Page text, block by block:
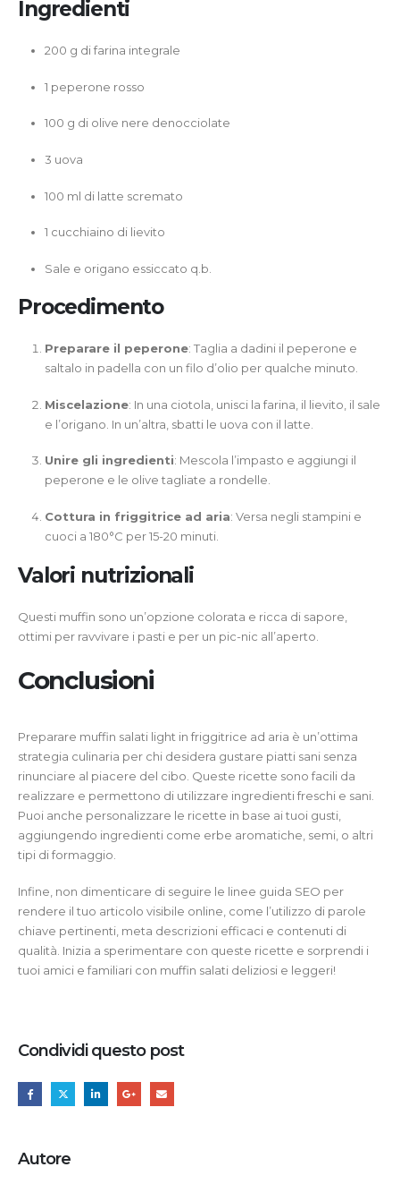
Ingredienti
200 g di farina integrale
1 peperone rosso
100 g di olive nere denocciolate
3 uova
100 ml di latte scremato
1 cucchiaino di lievito
Sale e origano essiccato q.b.
Procedimento
Preparare il peperone: Taglia a dadini il peperone e
saltalo in padella con un filo d’olio per qualche minuto.
Miscelazione: In una ciotola, unisci la farina, il lievito, il sale
e l’origano. In un’altra, sbatti le uova con il latte.
Unire gli ingredienti: Mescola l’impasto e aggiungi il
peperone e le olive tagliate a rondelle.
Cottura in friggitrice ad aria: Versa negli stampini e
cuoci a 180°C per 15-20 minuti.
Valori nutrizionali
Questi muffin sono un’opzione colorata e ricca di sapore,
ottimi per ravvivare i pasti e per un pic-nic all’aperto.
Conclusioni
Preparare muffin salati light in friggitrice ad aria è un’ottima
strategia culinaria per chi desidera gustare piatti sani senza
rinunciare al piacere del cibo. Queste ricette sono facili da
realizzare e permettono di utilizzare ingredienti freschi e sani.
Puoi anche personalizzare le ricette in base ai tuoi gusti,
aggiungendo ingredienti come erbe aromatiche, semi, o altri
tipi di formaggio.
Infine, non dimenticare di seguire le linee guida SEO per
rendere il tuo articolo visibile online, come l’utilizzo di parole
chiave pertinenti, meta descrizioni efficaci e contenuti di
qualità. Inizia a sperimentare con queste ricette e sorprendi i
tuoi amici e familiari con muffin salati deliziosi e leggeri!
Condividi questo post
Autore